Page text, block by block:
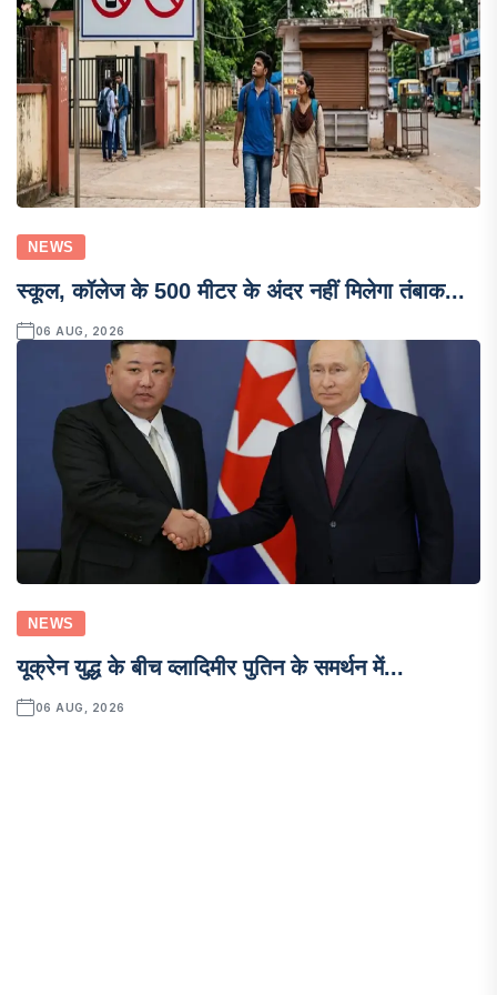
NEWS
स्कूल, कॉलेज के 500 मीटर के अंदर नहीं मिलेगा तंबाक...
06 AUG, 2026
NEWS
यूक्रेन युद्ध के बीच व्लादिमीर पुतिन के समर्थन में...
06 AUG, 2026